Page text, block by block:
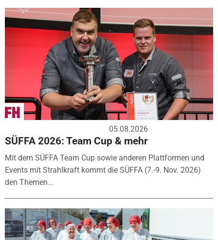
05.08.2026
SÜFFA 2026: Team Cup & mehr
Mit dem SÜFFA Team Cup sowie anderen Plattformen und
Events mit Strahlkraft kommt die SÜFFA (7.-9. Nov. 2026)
den Themen...